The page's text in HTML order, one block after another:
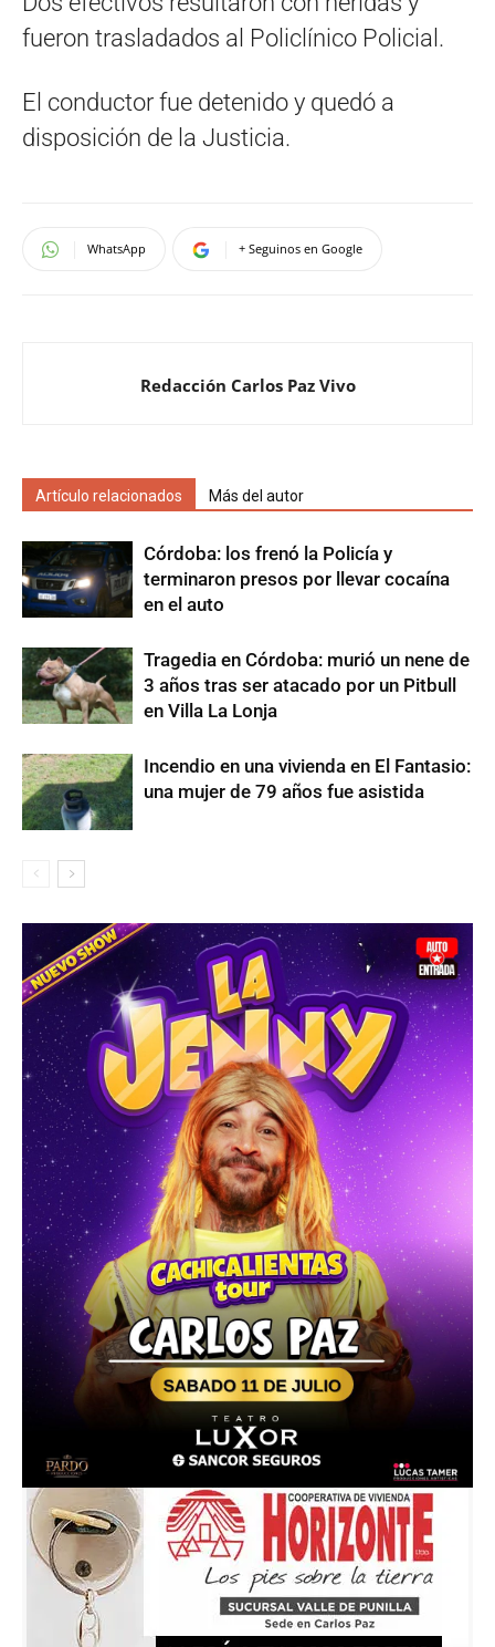
fueron trasladados al Policlínico Policial.
El conductor fue detenido y quedó a
disposición de la Justicia.
WhatsApp + Seguinos en Google
Redacción Carlos Paz Vivo
Artículo relacionados Más del autor
Córdoba: los frenó la Policía y
terminaron presos por llevar cocaína
en el auto
Tragedia en Córdoba: murió un nene de
3 años tras ser atacado por un Pitbull
en Villa La Lonja
Incendio en una vivienda en El Fantasio:
una mujer de 79 años fue asistida